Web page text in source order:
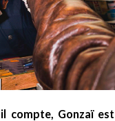
compte, Gonzaï